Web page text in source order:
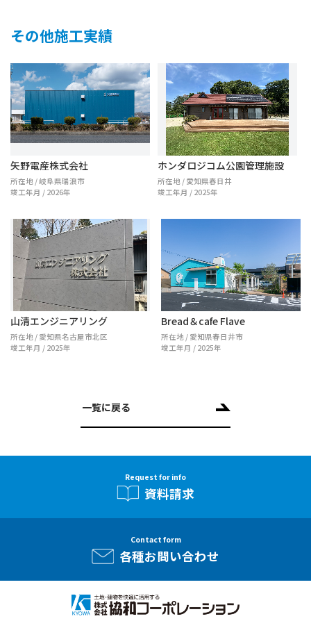
その他施工実績
矢野電産株式会社
所在地 / 岐阜県瑞浪市
竣工年月 / 2026年
ホンダロジコム公園管理施設
所在地 / 愛知県春日井
竣工年月 / 2025年
山清エンジニアリング
所在地 / 愛知県名古屋市北区
竣工年月 / 2025年
Bread＆cafe Flave
所在地 / 愛知県春日井市
竣工年月 / 2025年
一覧に戻る
Request for info
資料請求
Contact form
各種お問い合わせ